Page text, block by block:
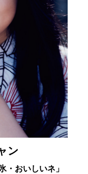
ン
・おいしいネ」